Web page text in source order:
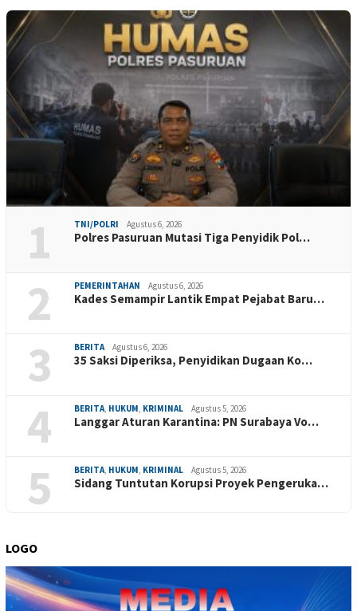
1 TNI/POLRI Agustus 6, 2026
Polres Pasuruan Mutasi Tiga Penyidik Pol…
2 PEMERINTAHAN Agustus 6, 2026
Kades Semampir Lantik Empat Pejabat Baru…
3 BERITA Agustus 6, 2026
35 Saksi Diperiksa, Penyidikan Dugaan Ko…
4 BERITA HUKUM KRIMINAL Agustus 5, 2026
Langgar Aturan Karantina: PN Surabaya Vo…
5 BERITA HUKUM KRIMINAL Agustus 5, 2026
Sidang Tuntutan Korupsi Proyek Pengeruka…
LOGO